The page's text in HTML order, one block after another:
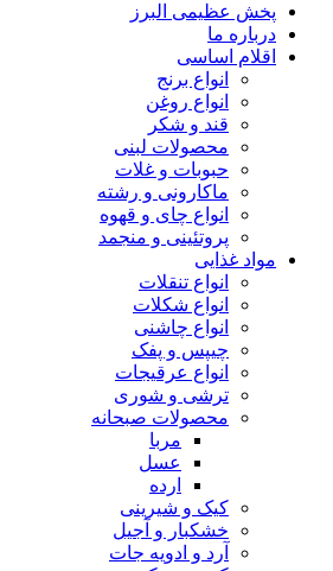
پخش عظیمی البرز
درباره ما
اقلام اساسی
انواع برنج
انواع روغن
قند و شکر
محصولات لبنی
حبوبات و غلات
ماکارونی و رشته
انواع چای و قهوه
پروتئینی و منجمد
مواد غذایی
انواع تنقلات
انواع شکلات
انواع چاشنی
چیپس و پفک
انواع عرقیجات
ترشی و شوری
محصولات صبحانه
مربا
عسل
ارده
کیک و شیرینی
خشکبار و آجیل
آرد و ادویه جات